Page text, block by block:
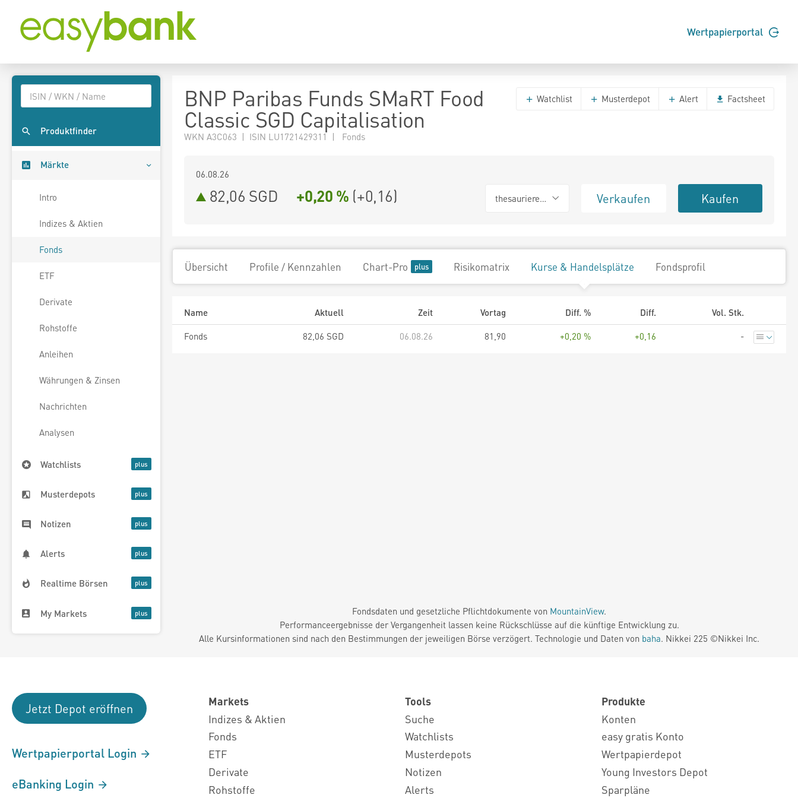
Wertpapierportal
Produktfinder
Märkte
Intro
Indizes & Aktien
Fonds
ETF
Derivate
Rohstoffe
Anleihen
Währungen & Zinsen
Nachrichten
Analysen
Watchlists
Musterdepots
Notizen
Alerts
Realtime Börsen
My Markets
BNP Paribas Funds SMaRT Food
Classic SGD Capitalisation
WKN A3C063 | ISIN LU1721429311 | Fonds
Watchlist Musterdepot Alert Factsheet
06.08.26
82,06 SGD +0,20 % (+0,16) thesaurierend Verkaufen Kaufen
Übersicht Profile / Kennzahlen Chart-Pro Risikomatrix Kurse & Handelsplätze Fondsprofil
Name Aktuell Zeit Vortag Diff. % Diff.
Vol. Stk.
Fonds
82,06 SGD 06.08.26 81,90 +0,20 % +0,16 -
Fondsdaten und gesetzliche Pflichtdokumente von MountainView.
Performanceergebnisse der Vergangenheit lassen keine Rückschlüsse auf die künftige Entwicklung zu.
Alle Kursinformationen sind nach den Bestimmungen der jeweiligen Börse verzögert. Technologie und Daten von baha. Nikkei 225 ©Nikkei Inc.
Jetzt Depot eröffnen
Wertpapierportal Login
eBanking Login
Markets
Indizes & Aktien
Fonds
ETF
Derivate
Rohstoffe
Tools
Suche
Watchlists
Musterdepots
Notizen
Alerts
Produkte
Konten
easy gratis Konto
Wertpapierdepot
Young Investors Depot
Sparpläne